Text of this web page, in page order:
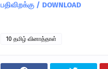
பதிவிறக்கு / DOWNLOAD
10 தமிழ் வினாத்தாள்